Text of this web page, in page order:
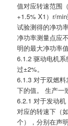
值对应转速范围
+1.5% X1）r/
试验测得的净功
净功率测量点应
明的最大净功率值
6.1.2 驱动电机
过±2%。
6.1.3 对于双燃
下的值。 生产一
6.2.1 对于发动
对应的转速下（
个），分别在声